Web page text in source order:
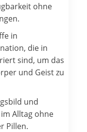
ohne
in
die in
sind, um das
und Geist zu
und
Alltag ohne
Pillen.